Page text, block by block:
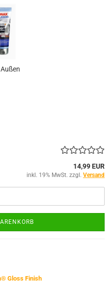
14,99 EUR
inkl. 19% MwSt. zzgl. Versand